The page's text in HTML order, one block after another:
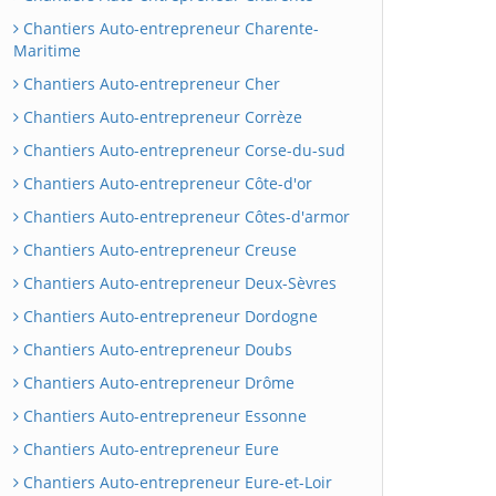
Chantiers Auto-entrepreneur Charente-
Maritime
Chantiers Auto-entrepreneur Cher
Chantiers Auto-entrepreneur Corrèze
Chantiers Auto-entrepreneur Corse-du-sud
Chantiers Auto-entrepreneur Côte-d'or
Chantiers Auto-entrepreneur Côtes-d'armor
Chantiers Auto-entrepreneur Creuse
Chantiers Auto-entrepreneur Deux-Sèvres
Chantiers Auto-entrepreneur Dordogne
Chantiers Auto-entrepreneur Doubs
Chantiers Auto-entrepreneur Drôme
Chantiers Auto-entrepreneur Essonne
Chantiers Auto-entrepreneur Eure
Chantiers Auto-entrepreneur Eure-et-Loir